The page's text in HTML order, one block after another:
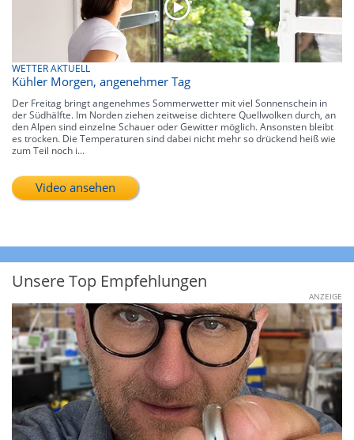
WETTER AKTUELL
Kühler Morgen, angenehmer Tag
Der Freitag bringt angenehmes Sommerwetter mit viel Sonnenschein in
der Südhälfte. Im Norden ziehen zeitweise dichtere Quellwolken durch, an
den Alpen sind einzelne Schauer oder Gewitter möglich. Ansonsten bleibt
es trocken. Die Temperaturen sind dabei nicht mehr so drückend heiß wie
zum Teil noch i...
Video ansehen
Unsere Top Empfehlungen
ANZEIGE